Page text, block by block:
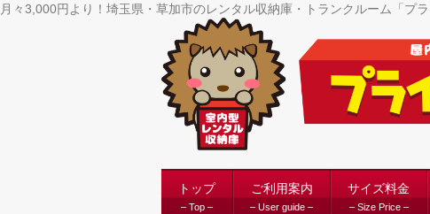
月々3,000円より！埼玉県・草加市のレンタル収納庫・トランクルーム「プラ
トップ
– Top –
ご利用案内
– User guide –
サイズ料金
– Size Price –